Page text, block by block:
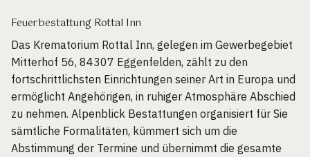
Feuerbestattung Rottal Inn
Das Krematorium Rottal Inn, gelegen im Gewerbegebiet
Mitterhof 56, 84307 Eggenfelden, zählt zu den
fortschrittlichsten Einrichtungen seiner Art in Europa und
ermöglicht Angehörigen, in ruhiger Atmosphäre Abschied
zu nehmen. Alpenblick Bestattungen organisiert für Sie
sämtliche Formalitäten, kümmert sich um die
Abstimmung der Termine und übernimmt die gesamte